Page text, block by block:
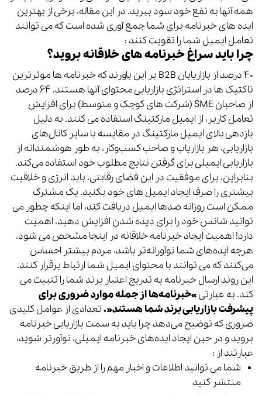
همه آنها به نفع خود سود ببرید. در این مقاله، برخی از بهترین
ایده های خبرنامه برای شما جمع آوری شده است که می توانند
تعامل ایمیل شما را تقویت کنند :
چرا باید سراغ خبرنامه های خلاقانه بروید؟
۴۰ درصد از بازاریابان B2B بر این باورند که خبرنامه ها موثرترین
تاکتیک ها در استراتژی بازاریابی محتوای آنها هستند. ۶۴ درصد
از صاحبان SME (شرکت های کوچک و متوسط) برای افزایش
تعامل کاربر، از ایمیل مارکتینگ استفاده می کنند. به دلیل
بازدهی بالای ایمیل مارکتینگ در مقایسه با سایر کانال‌های
بازاریابی، هر بازاریاب و صاحب کسب‌وکار، به طور هوشمندانه از
بازاریابی ایمیلی برای گرفتن نتایج مطلوب خود استفاده می‌کند.
بنابراین، برای موفقیت در این فضای رقابتی، باید انرژی و خلاقیت
بیشتری را صرف ایجاد ایمیل های خود بکنید. یک مشترک
ممکن است روزانه صدها ایمیل دریافت کند، اما اینکه چطور می
توانید شانس خود را برای دیده شدن افزایش دهید، اهمیت
دارد! اهمیت ایجاد خبرنامه خلاقانه در اینجا مشخص می شود.
هرچه ایده‌های شما نوآورانه‌تر باشد، مردم بیشتر احساس
می‌کنند که می توانند با محتوای ایمیل شما ارتباط برقرار کنند.
این روند ارسال خبرنامه به تدریج اعتبار برند شما را تثبیت می
کند. به عبارتی«خبرنامه‌ها از جمله موارد ضروری برای
پیشرفت بازاریابی برند شما هستند».تعدادی از عوامل کلیدی
ضروری که توضیح می‌دهد چرا باید به سمت بازاریابی خبرنامه
بروید و در حین ایجاد ایده‌های خبرنامه ایمیلی، نوآورتر شوید،
عبارتند از :
شما می توانید اطلاعات و اخبار مهم را از طریق خبرنامه
منتشر کنید